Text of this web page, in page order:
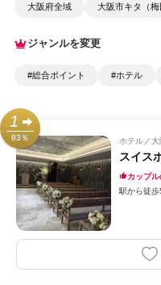
大阪府全域 大阪市キタ（梅
ジャンルを変更
#総合ポイント #ホテル
1
83％ ホテル
スイス
カップ
駅から徒歩